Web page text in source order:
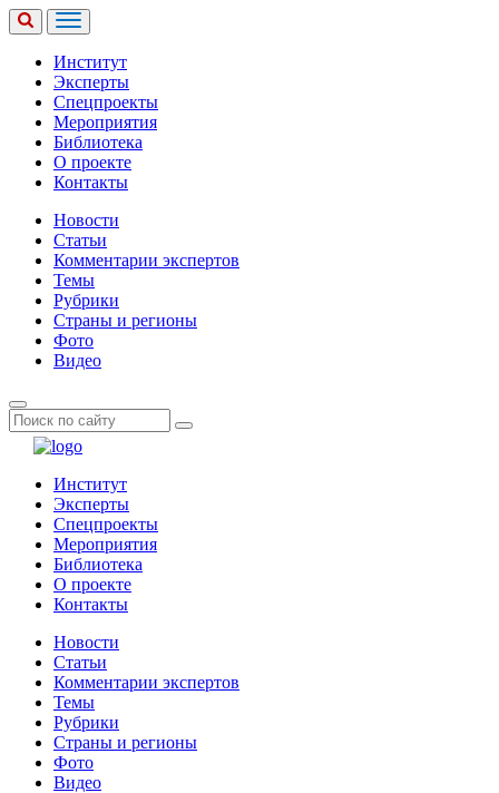
Институт
Эксперты
Спецпроекты
Мероприятия
Библиотека
О проекте
Контакты
Новости
Статьи
Комментарии экспертов
Темы
Рубрики
Страны и регионы
Фото
Видео
Институт
Эксперты
Спецпроекты
Мероприятия
Библиотека
О проекте
Контакты
Новости
Статьи
Комментарии экспертов
Темы
Рубрики
Страны и регионы
Фото
Видео